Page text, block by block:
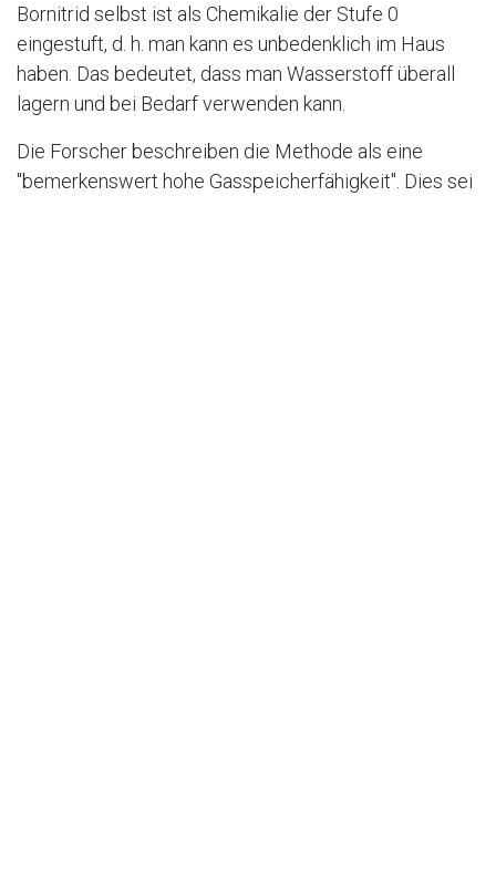
Bornitrid selbst ist als Chemikalie der Stufe 0
eingestuft, d. h. man kann es unbedenklich im Haus
haben. Das bedeutet, dass man Wasserstoff überall
lagern und bei Bedarf verwenden kann.
Die Forscher beschreiben die Methode als eine
"bemerkenswert hohe Gasspeicherfähigkeit". Dies sei